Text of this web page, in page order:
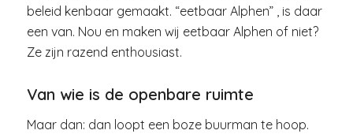
beleid kenbaar gemaakt. “eetbaar Alphen” , is daar
een van. Nou en maken wij eetbaar Alphen of niet?
Ze zijn razend enthousiast.
Van wie is de openbare ruimte
Maar dan: dan loopt een boze buurman te hoop.